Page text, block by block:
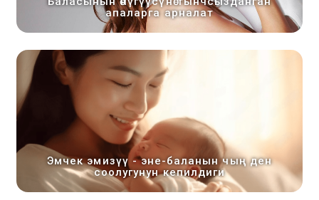
апаларга арналат
Эмчек эмизүү - эне-баланын чың ден
соолугунун кепилдиги